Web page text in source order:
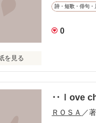
詩・短歌・俳句・
0
を見る
‥ｌove
ＲＯＳＡ ／著